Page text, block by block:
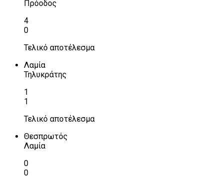
Πρόοδος
4
0
Τελικό αποτέλεσμα
Λαμία
Τηλυκράτης
1
1
Τελικό αποτέλεσμα
Θεσπρωτός
Λαμία
0
0